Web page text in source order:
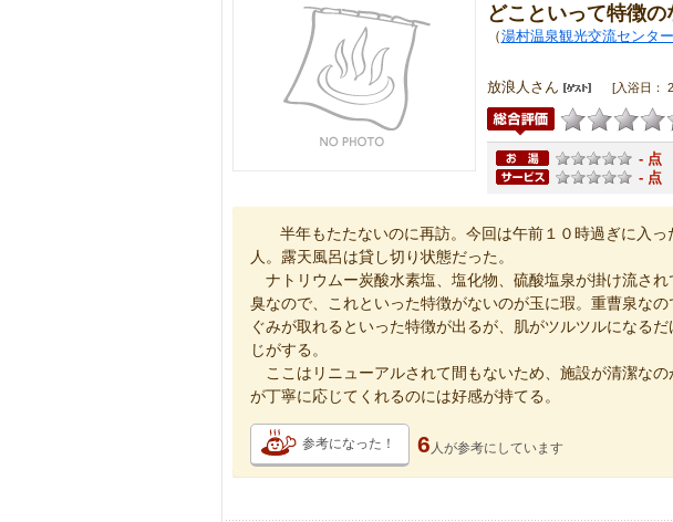
どこといって特徴の
（湯村温泉観光交流センタ
放浪人さん [入浴日：
- 点
- 点
半年もたたないのに再訪。今回は午前１０時過ぎに入っ
人。露天風呂は貸し切り状態だった。
ナトリウムー炭酸水素塩、塩化物、硫酸塩泉が掛け流され
臭なので、これといった特徴がないのが玉に瑕。重曹泉なの
ぐみが取れるといった特徴が出るが、肌がツルツルになる
じがする。
ここはリニューアルされて間もないため、施設が清潔なの
が丁寧に応じてくれるのには好感が持てる。
参考になった！ 6 人が参考にしています